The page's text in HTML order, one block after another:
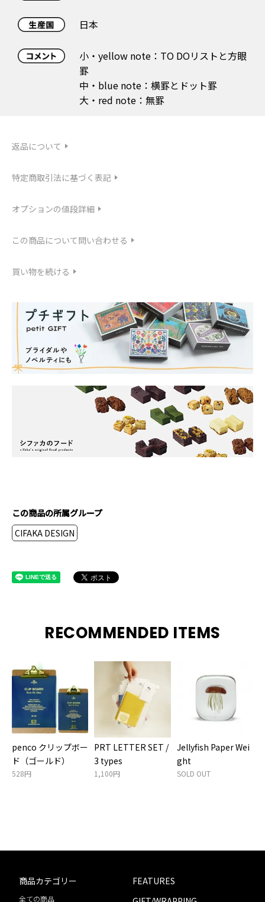
日本
小・yellow note：TO DOリストと方眼
罫
中・blue note：横罫とドット罫
大・red note：無罫
返品について
特定商取引法に基づく表記
オプションの値段詳細
この商品について問い合わせる
買い物を続ける
この商品の所属グループ
CIFAKA DESIGN
RECOMMENDED ITEMS
penco クリップボー
ド（ゴールド）
528円
PRT LETTER SET /
3 types
1,100円
Jellyfish Paper Wei
ght
SOLD OUT
商品カテゴリー
全ての商品
FEATURES